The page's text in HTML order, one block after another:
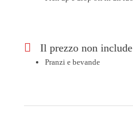
Il prezzo non include
Pranzi e bevande